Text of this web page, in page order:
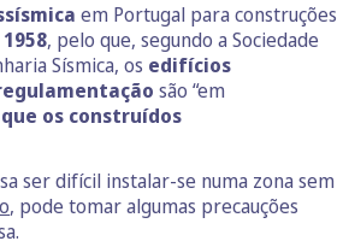
em Portugal para construções
, pelo que, segundo a Sociedade
Sísmica, os edifícios
são “em
os construídos
ser difícil instalar-se numa zona sem
, pode tomar algumas precauções